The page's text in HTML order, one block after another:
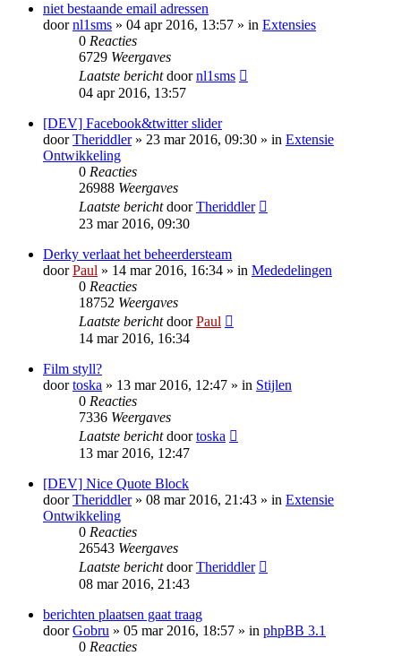
niet bestaande email adressen
doornl1sms » 04 apr 2016, 13:57 » in Extensies
0 Reacties
6729 Weergaves
Laatste berichtdoornl1sms
04 apr 2016, 13:57
[DEV] Facebook&twitter slider
doorTheriddler» 23 mar 2016, 09:30 » in Extensie
Ontwikkeling
0 Reacties
26988 Weergaves
Laatste berichtdoorTheriddler
23 mar 2016, 09:30
Derky verlaat het beheerdersteam
doorPaul » 14 mar 2016, 16:34 » in Mededelingen
0 Reacties
18752 Weergaves
Laatste berichtdoorPaul
14 mar 2016, 16:34
Film styll?
doortoska » 13 mar 2016, 12:47 » in Stijlen
0 Reacties
7336 Weergaves
Laatste berichtdoortoska
13 mar 2016, 12:47
[DEV] Nice Quote Block
doorTheriddler» 08 mar 2016, 21:43 » in Extensie
Ontwikkeling
0 Reacties
26543 Weergaves
Laatste berichtdoorTheriddler
08 mar 2016, 21:43
berichten plaatsen gaat traag
doorGobru » 05 mar 2016, 18:57 » in phpBB 3.1
0 Reacties